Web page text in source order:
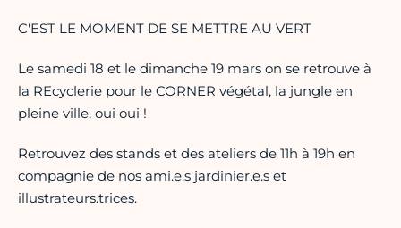
C'EST LE MOMENT DE SE METTRE AU VERT
Le samedi 18 et le dimanche 19 mars on se retrouve à
la REcyclerie pour le CORNER végétal, la jungle en
pleine ville, oui oui !
Retrouvez des stands et des ateliers de 11h à 19h en
compagnie de nos ami.e.s jardinier.e.s et
illustrateurs.trices.